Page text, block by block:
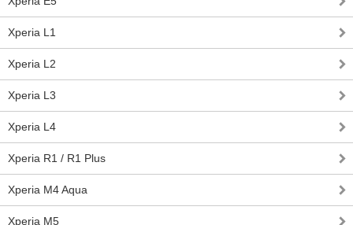
Xperia L1
Xperia L2
Xperia L3
Xperia L4
Xperia R1 / R1 Plus
Xperia M4 Aqua
Xperia M5